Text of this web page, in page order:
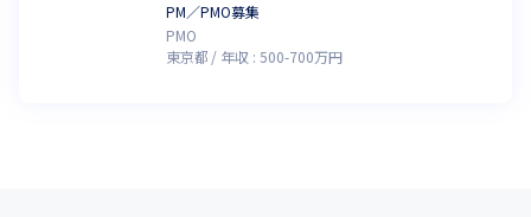
PM／PMO募集
PMO
東京都
年収 : 500-700万円